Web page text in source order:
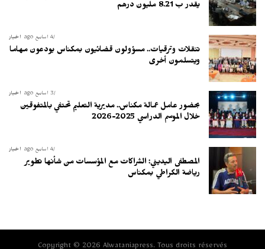
يقدر ب 8.21 مليون درهم
أخبار 4 أسابيع ago
تنقلات وترقيات.. مسؤولون قضائيون بمكناس يودعون مهاما
ويتسلمون أخرى
أخبار 3 أسابيع ago
بحضور عامل عمالة مكناس.. مديرية التعليم تحتفي بالمتفوقين
خلال الموسم الدراسي 2025-2026
أخبار 4 أسابيع ago
المصطفى اليديني: الشراكات مع المؤسسات من شأنها تطوير
رياضة الكراطي بمكناس
Copyright © 2026 Alwataniapress. Tous droits réservés